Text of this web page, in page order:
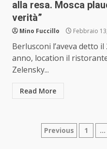
alla resa. Mosca
verità”
Mino Fuccillo Febbraio
Berlusconi l’aveva detto
anno, location il
Zelensky...
Read More
Previous 1 …